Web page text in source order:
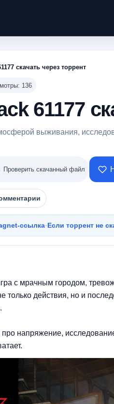
скачать через торрент
136
61177
выживания,
Проверить скачанный файл
ссылка·Если торрент не
с мрачным городом,
действия, но и
напряжение,